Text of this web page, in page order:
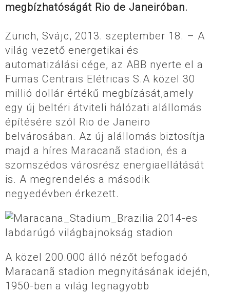
megbízhatóságát Rio de Janeiróban.
Zürich, Svájc, 2013. szeptember 18. – A
világ vezető energetikai és
automatizálási cége, az ABB nyerte el a
Fumas Centrais Elétricas S.A közel 30
millió dollár értékű megbízását,amely
egy új beltéri átviteli hálózati alállomás
építésére szól Rio de Janeiro
belvárosában. Az új alállomás biztosítja
majd a híres Maracanã stadion, és a
szomszédos városrész energiaellátását
is. A megrendelés a második
negyedévben érkezett.
A közel 200.000 álló nézőt befogadó
Maracanã stadion megnyitásának idején,
1950-ben a világ legnagyobb